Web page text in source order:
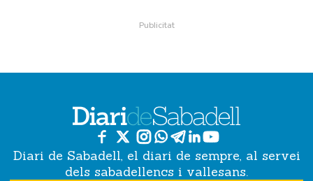
Diari de Sabadell, el diari de sempre, al servei
dels sabadellencs i vallesans.